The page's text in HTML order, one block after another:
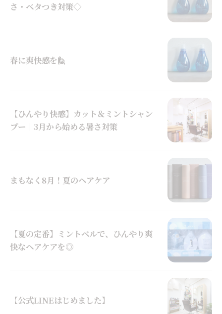
さ・ベタつき対策◇
春に爽快感を🙋
【ひんやり快感】カット＆ミントシャン
プー｜3月から始める暑さ対策
まもなく8月！夏のヘアケア
【夏の定番】ミントベルで、ひんやり爽
快なヘアケアを◎
【公式LINEはじめました】